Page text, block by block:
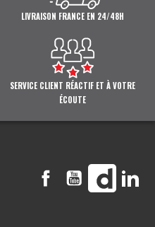
LIVRAISON FRANCE EN 24/48H
SERVICE CLIENT RÉACTIF ET À VOTRE
ÉCOUTE
FacebookYouTubeVimeo